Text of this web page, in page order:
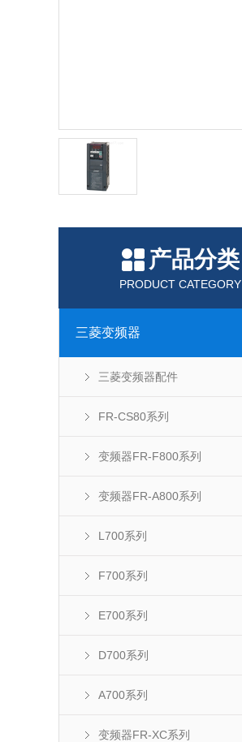
产品分类
PRODUCT CATEGORY
三菱变频器
三菱变频器配件
FR-CS80系列
变频器FR-F800系列
变频器FR-A800系列
L700系列
F700系列
E700系列
D700系列
A700系列
变频器FR-XC系列